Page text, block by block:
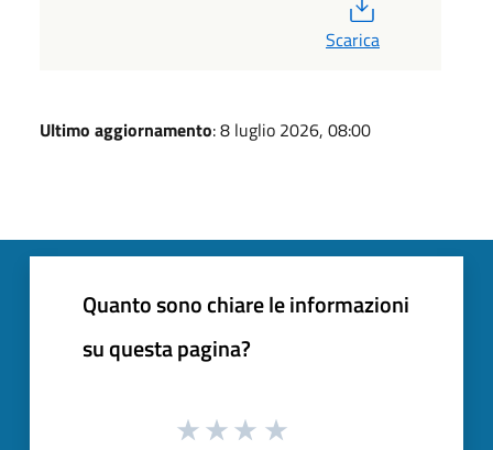
Scarica
Ultimo aggiornamento: 8 luglio 2026, 08:00
Quanto sono chiare le informazioni
su questa pagina?